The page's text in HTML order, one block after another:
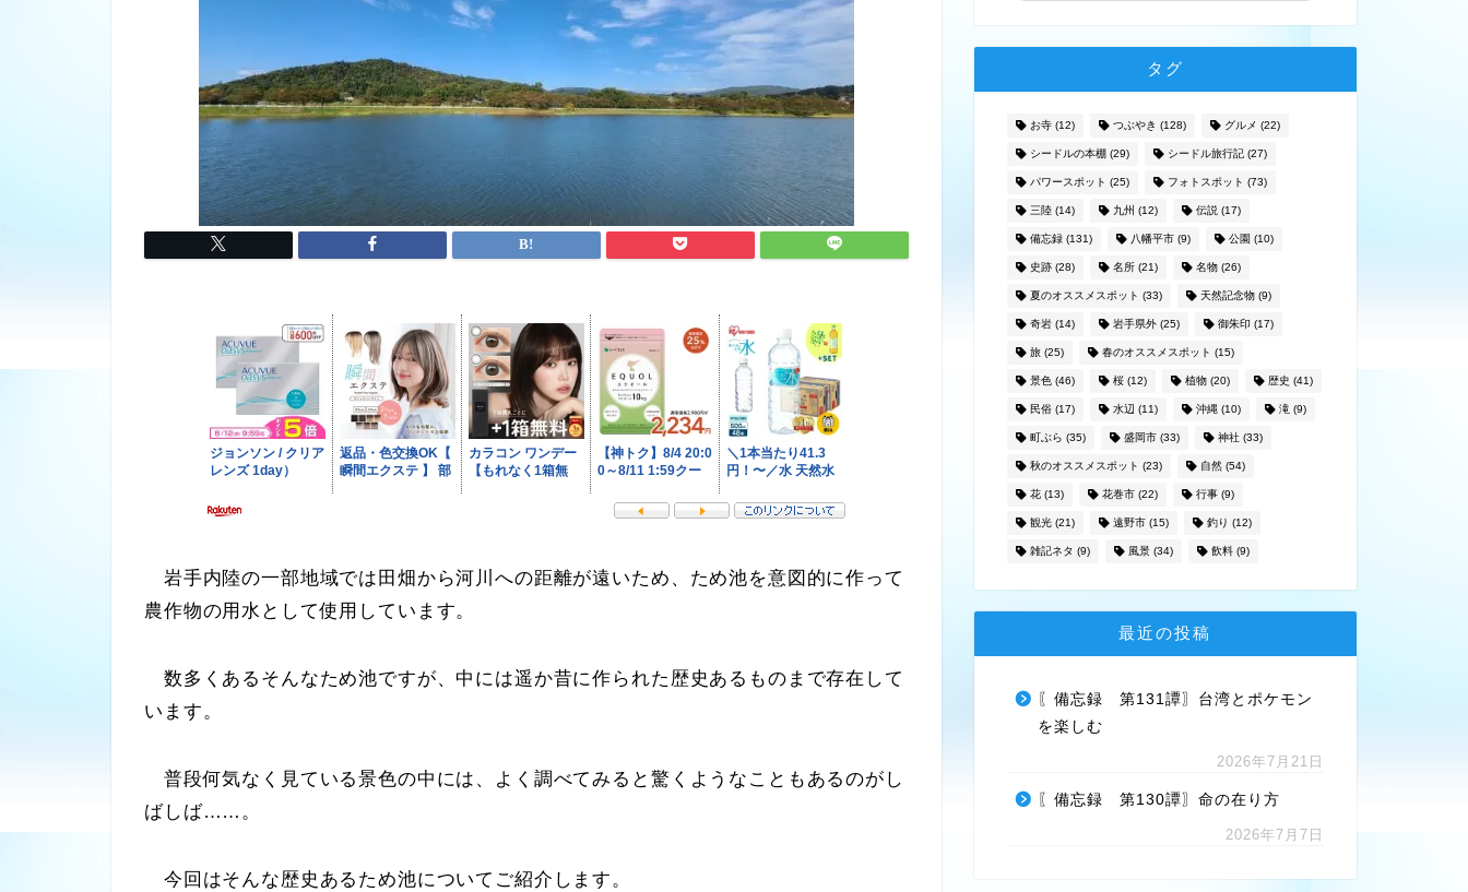
岩手内陸の一部地域では田畑から河川への距離が遠いため、ため池を意図的に作って
農作物の用水として使用しています。
数多くあるそんなため池ですが、中には遥か昔に作られた歴史あるものまで存在して
います。
普段何気なく見ている景色の中には、よく調べてみると驚くようなこともあるのがし
ばしば……。
今回はそんな歴史あるため池についてご紹介します。
タグ
お寺(12) つぶやき (128) グルメ (22)
シードルの本棚(29) シードル旅行記(27)
パワースポット (25) フォトスポット (73)
三陸(14) 九州 (12) 伝説(17)
備忘録(131) 八幡平市(9) 公園 (10)
史跡(28) 名所(21) 名物(26)
夏のオススメスポット (33) 天然記念物(9)
奇岩(14) 岩手県外(25) 御朱印 (17)
旅(25) 春のオススメスポット (15)
景色(46) 桜(12) 植物(20) 歴史 (41)
民俗(17) 水辺 (11) 沖縄(10) 滝(9)
町ぶら (35) 盛岡市(33) 神社(33)
秋のオススメスポット (23) 自然(54)
花(13) 花巻市(22) 行事(9)
観光(21) 遠野市(15) 釣り (12)
雑記ネタ (9) 風景(34) 飲料(9)
最近の投稿
〖備忘録 第131譚〗台湾とポケモン
を楽しむ
2026年7月21日
〖備忘録 第130譚〗命の在り方
2026年7月7日